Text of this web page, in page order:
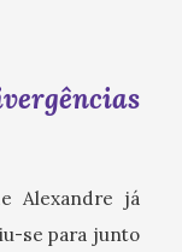
Alexandre já
se para junto